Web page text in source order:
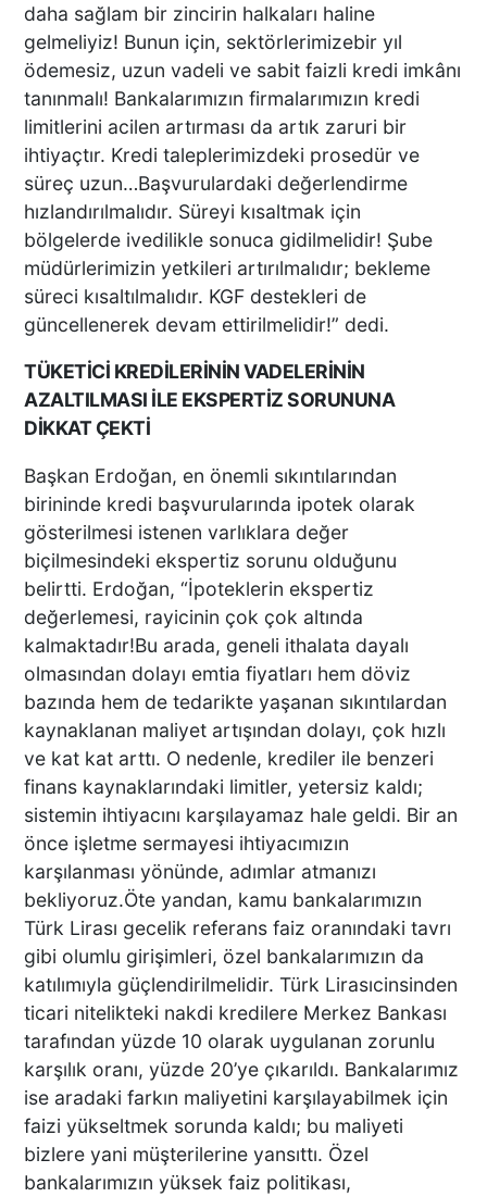
DENİZLİ’DEN ALMANYA’YA
INTERPACK ÇIKARMASI DTO
ÜYESİ 38 FİRMA, FUARDA
YENİ TEKNOLOJİLERLE
BULUŞTU
DTO’DAN SU VE ENERJİ
VERİMLİLİĞİ EĞİTİMLERİ
DENİZLİ SANAYİSİNDE
VERİMLİLİK ATILIMI
Başkan Ertemur; Makamda
Durmuyor, Sorunları
DTO’DAN İŞLETMELERE
ENERJİ VERİMLİLİĞİ
DESTEĞİ
BAŞKAN ERDOĞAN:
TİCARETİN YENİ DİLİ
DİJİTALLEŞMEDİR
DENİZLİ’NİN İLÇESİNDE KAR
YAĞIŞI BAŞLADI
PAMUKKALE’DE YÜREK
BURKAN GÖRÜNTÜ:
UYUŞTURUCU ETKİSİNDEKİ
ÇOCUK YAĞMUR ALTINDA
SAATLERCE BEKLEDİ
DENİZLİ’DE CAN PAZARI 1
ÖLÜ 4 YARALI!
daha sağlam bir zincirin halkaları haline
gelmeliyiz! Bunun için, sektörlerimizebir yıl
ödemesiz, uzun vadeli ve sabit faizli kredi imkânı
tanınmalı! Bankalarımızın firmalarımızın kredi
limitlerini acilen artırması da artık zaruri bir
ihtiyaçtır. Kredi taleplerimizdeki prosedür ve
süreç uzun…Başvurulardaki değerlendirme
hızlandırılmalıdır. Süreyi kısaltmak için
bölgelerde ivedilikle sonuca gidilmelidir! Şube
müdürlerimizin yetkileri artırılmalıdır; bekleme
süreci kısaltılmalıdır. KGF destekleri de
güncellenerek devam ettirilmelidir!” dedi.
TÜKETİCİ KREDİLERİNİN VADELERİNİN
AZALTILMASI İLE EKSPERTİZ SORUNUNA
DİKKAT ÇEKTİ
Başkan Erdoğan, en önemli sıkıntılarından
birininde kredi başvurularında ipotek olarak
gösterilmesi istenen varlıklara değer
biçilmesindeki ekspertiz sorunu olduğunu
belirtti. Erdoğan, “İpoteklerin ekspertiz
değerlemesi, rayicinin çok çok altında
kalmaktadır!Bu arada, geneli ithalata dayalı
olmasından dolayı emtia fiyatları hem döviz
bazında hem de tedarikte yaşanan sıkıntılardan
kaynaklanan maliyet artışından dolayı, çok hızlı
ve kat kat arttı. O nedenle, krediler ile benzeri
finans kaynaklarındaki limitler, yetersiz kaldı;
sistemin ihtiyacını karşılayamaz hale geldi. Bir an
önce işletme sermayesi ihtiyacımızın
karşılanması yönünde, adımlar atmanızı
bekliyoruz.Öte yandan, kamu bankalarımızın
Türk Lirası gecelik referans faiz oranındaki tavrı
gibi olumlu girişimleri, özel bankalarımızın da
katılımıyla güçlendirilmelidir. Türk Lirasıcinsinden
ticari nitelikteki nakdi kredilere Merkez Bankası
tarafından yüzde 10 olarak uygulanan zorunlu
karşılık oranı, yüzde 20’ye çıkarıldı. Bankalarımız
ise aradaki farkın maliyetini karşılayabilmek için
faizi yükseltmek sorunda kaldı; bu maliyeti
bizlere yani müşterilerine yansıttı. Özel
bankalarımızın yüksek faiz politikası,